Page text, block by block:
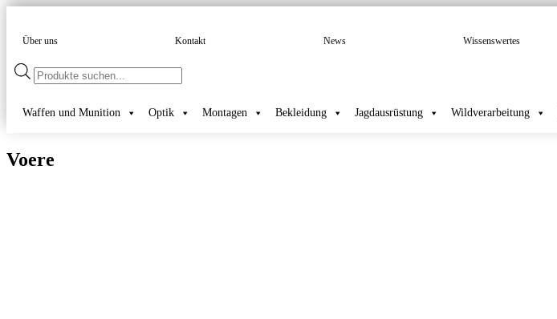
Über uns Kontakt News Wissenswertes
Products
search
Waffen und Munition Optik Montagen Bekleidung Jagdausrüstung Wildverarbeitung
Voere